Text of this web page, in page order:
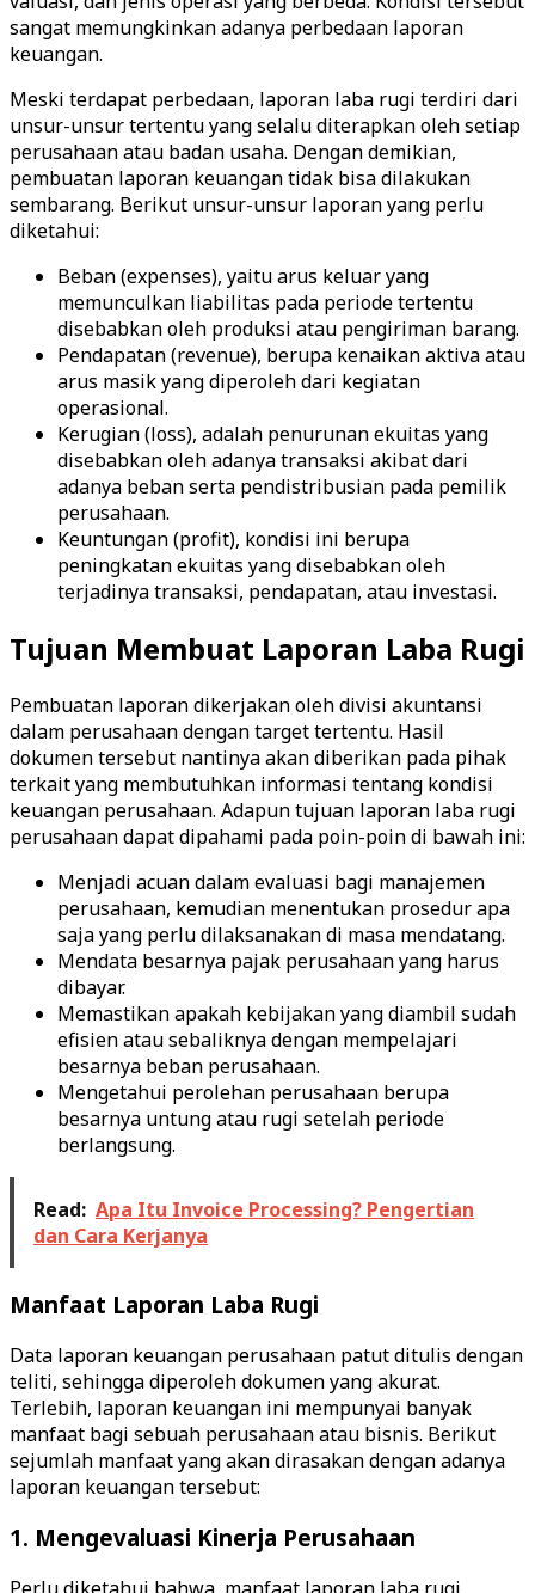
sangat memungkinkan adanya perbedaan laporan
keuangan.
Meski terdapat perbedaan, laporan laba rugi terdiri dari
unsur-unsur tertentu yang selalu diterapkan oleh setiap
perusahaan atau badan usaha. Dengan demikian,
pembuatan laporan keuangan tidak bisa dilakukan
sembarang. Berikut unsur-unsur laporan yang perlu
diketahui:
Beban (expenses), yaitu arus keluar yang
memunculkan liabilitas pada periode tertentu
disebabkan oleh produksi atau pengiriman barang.
Pendapatan (revenue), berupa kenaikan aktiva atau
arus masik yang diperoleh dari kegiatan
operasional.
Kerugian (loss), adalah penurunan ekuitas yang
disebabkan oleh adanya transaksi akibat dari
adanya beban serta pendistribusian pada pemilik
perusahaan.
Keuntungan (profit), kondisi ini berupa
peningkatan ekuitas yang disebabkan oleh
terjadinya transaksi, pendapatan, atau investasi.
Tujuan Membuat Laporan Laba Rugi
Pembuatan laporan dikerjakan oleh divisi akuntansi
dalam perusahaan dengan target tertentu. Hasil
dokumen tersebut nantinya akan diberikan pada pihak
terkait yang membutuhkan informasi tentang kondisi
keuangan perusahaan. Adapun tujuan laporan laba rugi
perusahaan dapat dipahami pada poin-poin di bawah ini:
Menjadi acuan dalam evaluasi bagi manajemen
perusahaan, kemudian menentukan prosedur apa
saja yang perlu dilaksanakan di masa mendatang.
Mendata besarnya pajak perusahaan yang harus
dibayar.
Memastikan apakah kebijakan yang diambil sudah
efisien atau sebaliknya dengan mempelajari
besarnya beban perusahaan.
Mengetahui perolehan perusahaan berupa
besarnya untung atau rugi setelah periode
berlangsung.
Read: Apa Itu Invoice Processing? Pengertian
dan Cara Kerjanya
Manfaat Laporan Laba Rugi
Data laporan keuangan perusahaan patut ditulis dengan
teliti, sehingga diperoleh dokumen yang akurat.
Terlebih, laporan keuangan ini mempunyai banyak
manfaat bagi sebuah perusahaan atau bisnis. Berikut
sejumlah manfaat yang akan dirasakan dengan adanya
laporan keuangan tersebut:
1. Mengevaluasi Kinerja Perusahaan
Perlu diketahui bahwa, manfaat laporan laba rugi